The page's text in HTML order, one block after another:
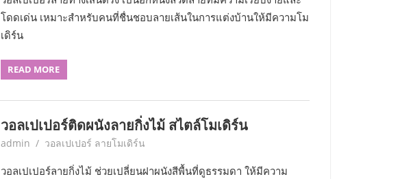
โดดเด่น เหมาะสำหรับคนที่ชื่นชอบลายเส้นในการแต่งบ้านให้มีความโม
เดิร์น
READ MORE
วอลเปเปอร์ติดผนังลายกิ่งไม้ สไตล์โมเดิร์น
June 7, 2017
admin วอลเปเปอร์ ลายโมเดิร์น
วอลเปเปอร์ลายกิ่งไม้ ช่วยเปลี่ยนฝาผนังสีพื้นที่ดูธรรมดา ให้มีความ